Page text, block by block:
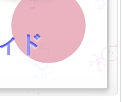
ド